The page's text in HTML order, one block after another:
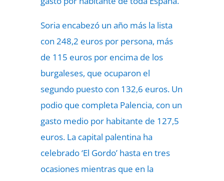
Soria encabezó un año más la lista
con 248,2 euros por persona, más
de 115 euros por encima de los
burgaleses, que ocuparon el
segundo puesto con 132,6 euros. Un
podio que completa Palencia, con un
gasto medio por habitante de 127,5
euros. La capital palentina ha
celebrado ‘El Gordo’ hasta en tres
ocasiones mientras que en la